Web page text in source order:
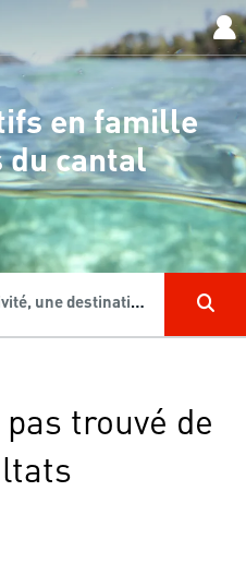
en famille
cantal
Rechercher un séjour, une activité, une destination...
pas trouvé de